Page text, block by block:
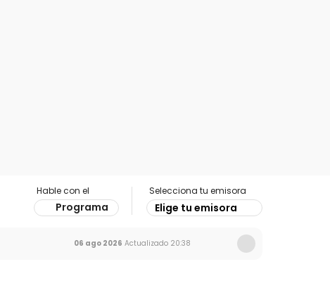
Hable con el
Programa
Selecciona tu emisora
Elige tu emisora
06 ago 2026 Actualizado 20:38